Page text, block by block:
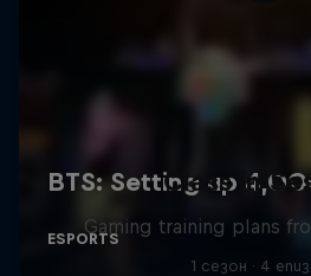
Class in
Gaming training plans
1 сезон · 4